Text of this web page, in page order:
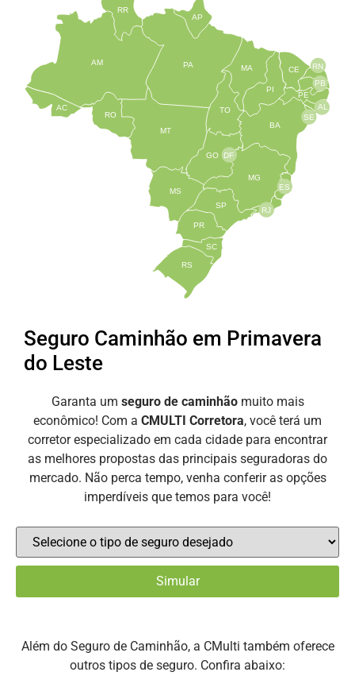
TO
BA
SE
PE
AL
RN
CE
PI
MA
AP
PA
RR
AM
AC
RO
MT
MS
GO
PR
SC
RS
SP
MG
RJ
ES
DF
PB
Seguro Caminhão em Primavera
do Leste
Garanta um seguro de caminhão muito mais
econômico! Com a CMULTI Corretora, você terá um
corretor especializado em cada cidade para encontrar
as melhores propostas das principais seguradoras do
mercado. Não perca tempo, venha conferir as opções
imperdíveis que temos para você!
Além do Seguro de Caminhão, a CMulti também oferece
outros tipos de seguro. Confira abaixo: